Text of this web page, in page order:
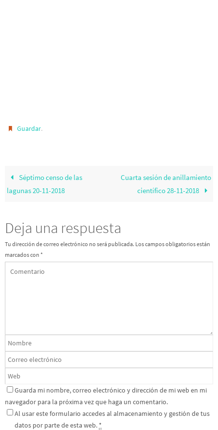
Guardar.
Séptimo censo de las
lagunas 20-11-2018
Cuarta sesión de anillamiento
científico 28-11-2018
Deja una respuesta
Tu dirección de correo electrónico no será publicada. Los campos obligatorios están
marcados con *
Guarda mi nombre, correo electrónico y dirección de mi web en mi
navegador para la próxima vez que haga un comentario.
Al usar este formulario accedes al almacenamiento y gestión de tus
datos por parte de esta web. *